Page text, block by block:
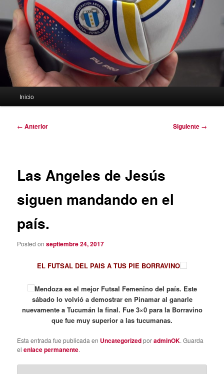
Inicio
Navegación
← Anterior Siguiente →
Las Angeles de Jesús
siguen mandando en el
país.
Posted onseptiembre 24, 2017
EL FUTSAL DEL PAIS A TUS PIE BORRAVINO
Mendoza es el mejor Futsal Femenino del país. Este
sábado lo volvió a demostrar en Pinamar al ganarle
nuevamente a Tucumán la final. Fue 3×0 para la Borravino
que fue muy superior a las tucumanas.
Esta entrada fue publicada en UncategorizedporadminOK. Guarda
elenlace permanente.